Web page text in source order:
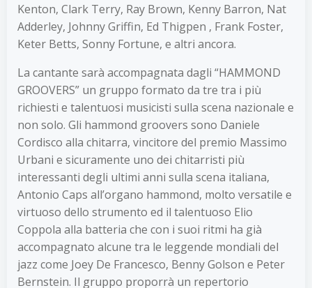
Kenton, Clark Terry, Ray Brown, Kenny Barron, Nat
Adderley, Johnny Griffin, Ed Thigpen , Frank Foster,
Keter Betts, Sonny Fortune, e altri ancora.
La cantante sarà accompagnata dagli “HAMMOND
GROOVERS” un gruppo formato da tre tra i più
richiesti e talentuosi musicisti sulla scena nazionale e
non solo. Gli hammond groovers sono Daniele
Cordisco alla chitarra, vincitore del premio Massimo
Urbani e sicuramente uno dei chitarristi più
interessanti degli ultimi anni sulla scena italiana,
Antonio Caps all’organo hammond, molto versatile e
virtuoso dello strumento ed il talentuoso Elio
Coppola alla batteria che con i suoi ritmi ha già
accompagnato alcune tra le leggende mondiali del
jazz come Joey De Francesco, Benny Golson e Peter
Bernstein. Il gruppo proporrà un repertorio